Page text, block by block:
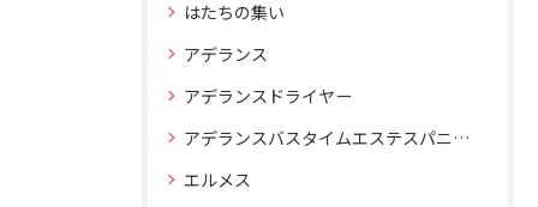
はたちの集い
アデランス
アデランスドライヤー
アデランスバスタイムエステスパニスト
エルメス